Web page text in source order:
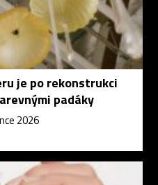
je po rekonstrukci
padáky
2026